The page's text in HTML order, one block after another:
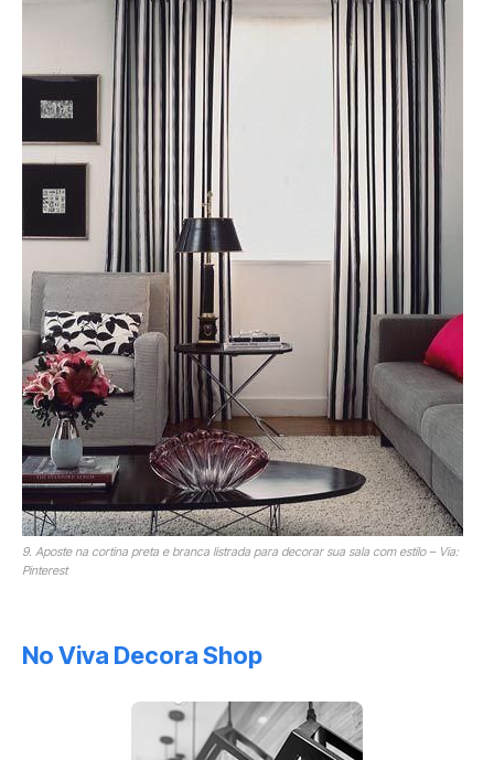
9. Aposte na cortina preta e branca listrada para decorar sua sala com estilo – Via:
Pinterest
No Viva Decora Shop